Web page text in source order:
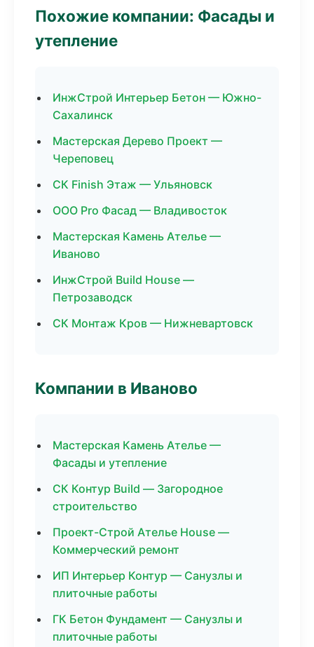
Похожие компании: Фасады и
утепление
ИнжСтрой Интерьер Бетон — Южно-
Сахалинск
Мастерская Дерево Проект —
Череповец
СК Finish Этаж — Ульяновск
ООО Pro Фасад — Владивосток
Мастерская Камень Ателье —
Иваново
ИнжСтрой Build House —
Петрозаводск
СК Монтаж Кров — Нижневартовск
Компании в Иваново
Мастерская Камень Ателье —
Фасады и утепление
СК Контур Build — Загородное
строительство
Проект-Строй Ателье House —
Коммерческий ремонт
ИП Интерьер Контур — Санузлы и
плиточные работы
ГК Бетон Фундамент — Санузлы и
плиточные работы